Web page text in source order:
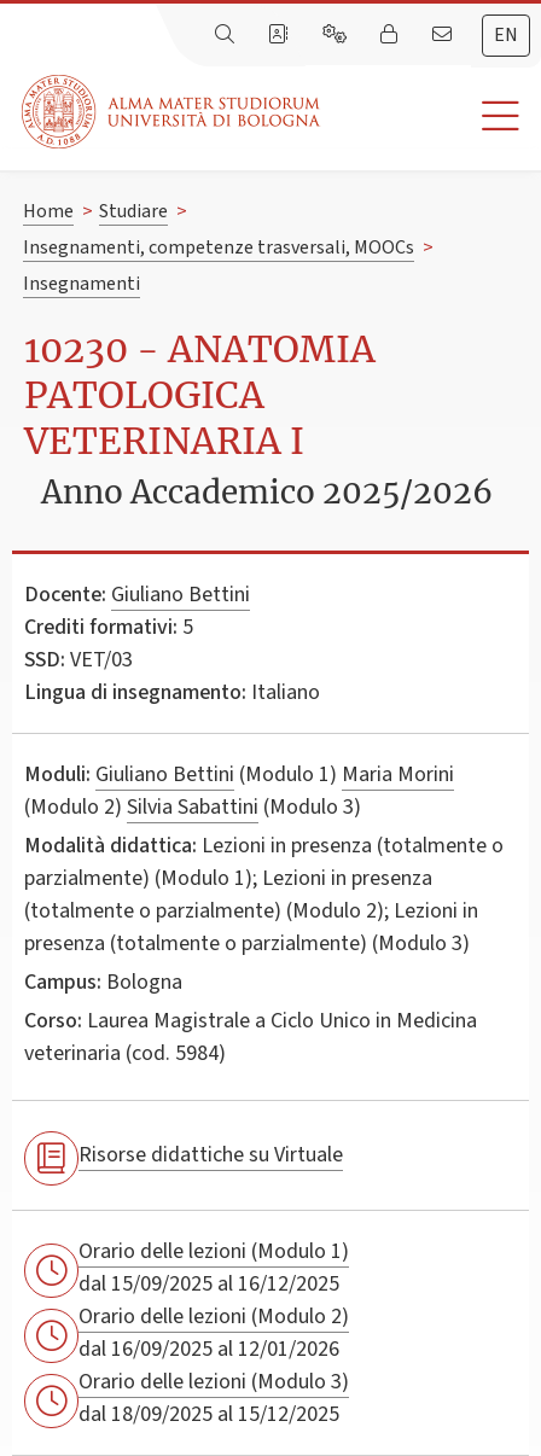
EN
Home > Studiare >
Insegnamenti, competenze trasversali, MOOCs >
Insegnamenti
10230 - ANATOMIA
PATOLOGICA
VETERINARIA I
Anno Accademico 2025/2026
Docente: Giuliano Bettini
Crediti formativi: 5
SSD: VET/03
Lingua di insegnamento: Italiano
Moduli: Giuliano Bettini (Modulo 1) Maria Morini
(Modulo 2) Silvia Sabattini (Modulo 3)
Modalità didattica: Lezioni in presenza (totalmente o
parzialmente) (Modulo 1); Lezioni in presenza
(totalmente o parzialmente) (Modulo 2); Lezioni in
presenza (totalmente o parzialmente) (Modulo 3)
Campus: Bologna
Corso: Laurea Magistrale a Ciclo Unico in Medicina
veterinaria (cod. 5984)
Risorse didattiche su Virtuale
Orario delle lezioni (Modulo 1)
dal 15/09/2025 al 16/12/2025
Orario delle lezioni (Modulo 2)
dal 16/09/2025 al 12/01/2026
Orario delle lezioni (Modulo 3)
dal 18/09/2025 al 15/12/2025